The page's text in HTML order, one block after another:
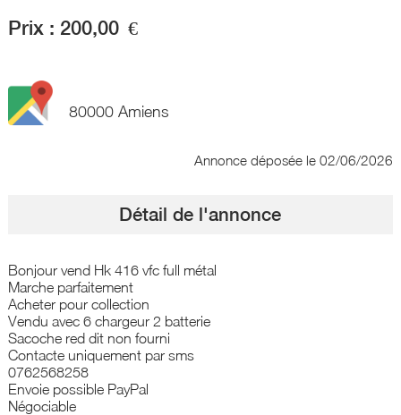
Prix : 200,00 €
80000 Amiens
Annonce déposée le 02/06/2026
Détail de l'annonce
Bonjour vend Hk 416 vfc full métal
Marche parfaitement
Acheter pour collection
Vendu avec 6 chargeur 2 batterie
Sacoche red dit non fourni
Contacte uniquement par sms
0762568258
Envoie possible PayPal
Négociable